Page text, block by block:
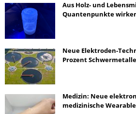
Aus Holz- und
Quantenpunkte
Neue Elektroden-
Prozent
Medizin: Neue
medizinische